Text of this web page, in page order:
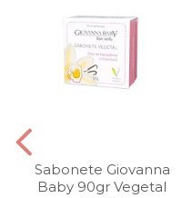
Sabonete Giovanna
Baby 90gr Vegetal